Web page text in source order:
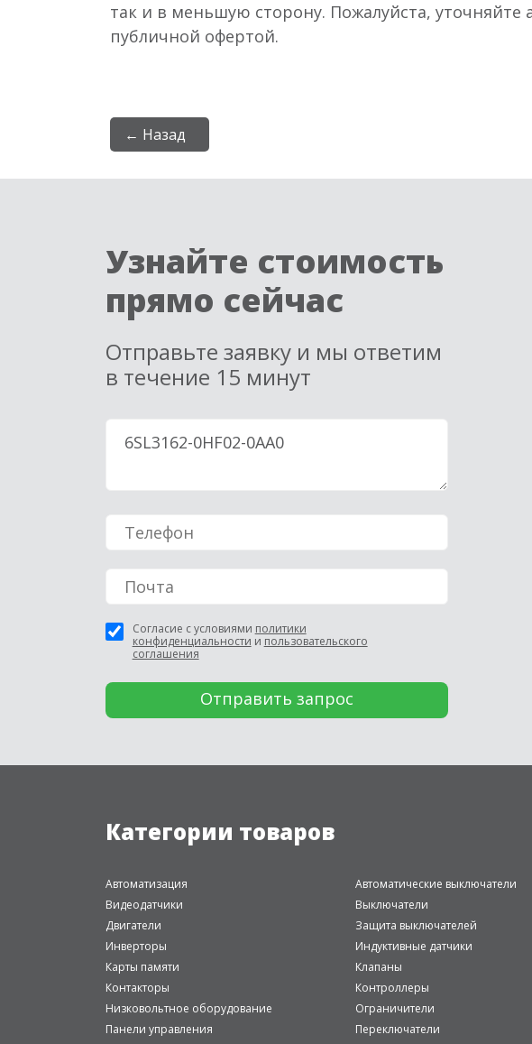
так и в меньшую сторону. Пожалуйста,
публичной офертой.
← Назад
Узнайте стоимость
прямо сейчас
Отправьте заявку и мы ответим
в течение 15 минут
Согласие с условиями политики
конфиденциальности и пользовательского
соглашения
Категории товаров
Автоматизация Автоматические выключатели
Видеодатчики
Выключатели
Двигатели
Защита выключателей
Инверторы
Индуктивные датчики
Карты памяти
Клапаны
Контакторы
Контроллеры
Низковольтное оборудование
Ограничители
Панели управления
Переключатели